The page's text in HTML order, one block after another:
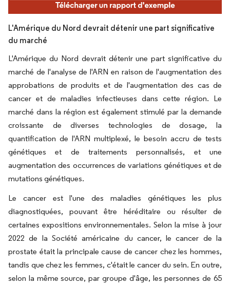
L'Amérique du Nord devrait détenir une part significative
du marché
L'Amérique du Nord devrait détenir une part significative du
marché de l'analyse de l'ARN en raison de l'augmentation des
approbations de produits et de l'augmentation des cas de
cancer et de maladies infectieuses dans cette région. Le
marché dans la région est également stimulé par la demande
croissante de diverses technologies de dosage, la
quantification de l'ARN multiplexé, le besoin accru de tests
génétiques et de traitements personnalisés, et une
augmentation des occurrences de variations génétiques et de
mutations génétiques.
Le cancer est l'une des maladies génétiques les plus
diagnostiquées, pouvant être héréditaire ou résulter de
certaines expositions environnementales. Selon la mise à jour
2022 de la Société américaine du cancer, le cancer de la
prostate était la principale cause de cancer chez les hommes,
tandis que chez les femmes, c'était le cancer du sein. En outre,
selon la même source, par groupe d'âge, les personnes de 65